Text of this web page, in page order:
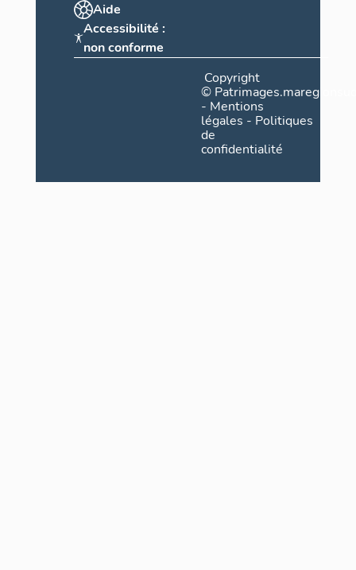
Aide
Accessibilité :
non conforme
Copyright
©
- Mentions
légales - Politiques
de
confidentialité